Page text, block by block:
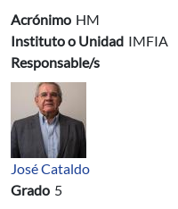
Acrónimo HM
Instituto o Unidad IMFIA
Responsable/s
José Cataldo
Grado 5